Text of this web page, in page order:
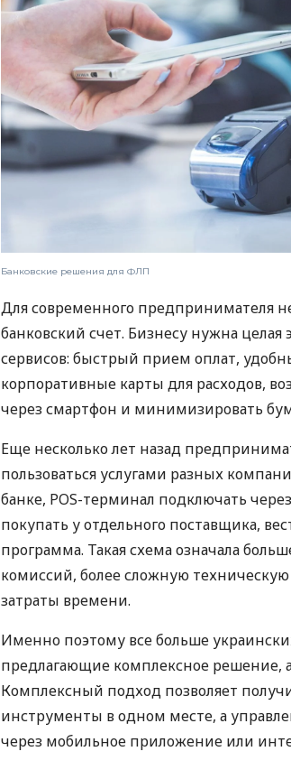
Банковские решения для ФЛП
Для современного предпринимателя
банковский счет. Бизнесу нужна
сервисов: быстрый прием оплат,
корпоративные карты для расходов,
через смартфон и минимизировать
Еще несколько лет назад
пользоваться услугами разных
банке, POS-терминал подключать
покупать у отдельного поставщика,
программа. Такая схема означала
комиссий, более сложную
затраты времени.
Именно поэтому все больше
предлагающие комплексное решение,
Комплексный подход позволяет
инструменты в одном месте, а
через мобильное приложение или